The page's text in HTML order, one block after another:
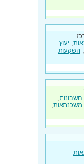
, יעוץ
, השקעות
,
משכנתאות,